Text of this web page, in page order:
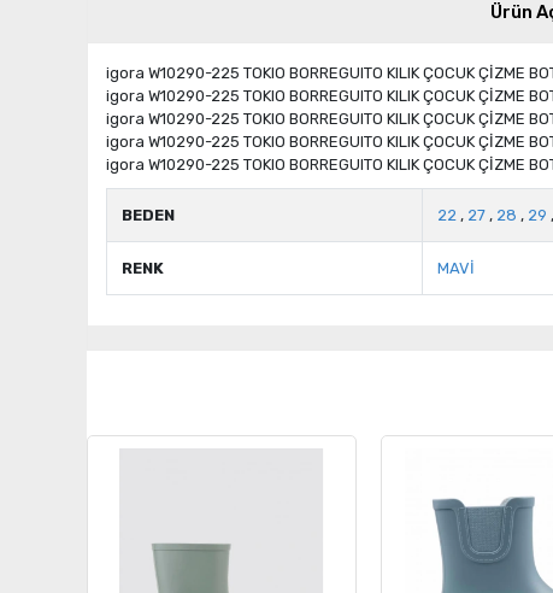
Ürün
igora W10290-225 TOKIO BORREGUITO KILIK ÇOCUK ÇİZME
igora W10290-225 TOKIO BORREGUITO KILIK ÇOCUK ÇİZME
igora W10290-225 TOKIO BORREGUITO KILIK ÇOCUK ÇİZME
igora W10290-225 TOKIO BORREGUITO KILIK ÇOCUK ÇİZME
igora W10290-225 TOKIO BORREGUITO KILIK ÇOCUK ÇİZME
BEDEN 22 , 27 , 28 , 29 ,
RENK MAVİ